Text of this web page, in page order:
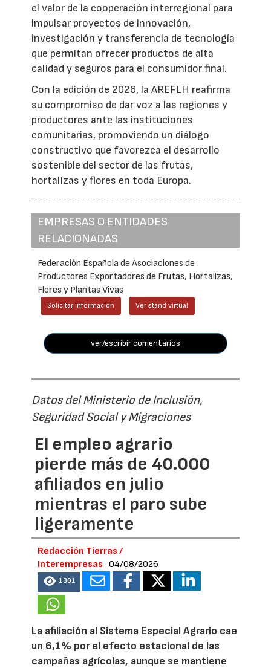
el valor de la cooperación interregional para
impulsar proyectos de innovación,
investigación y transferencia de tecnología
que permitan ofrecer productos de alta
calidad y seguros para el consumidor final.
Con la edición de 2026, la AREFLH reafirma
su compromiso de dar voz a las regiones y
productores ante las instituciones
comunitarias, promoviendo un diálogo
constructivo que favorezca el desarrollo
sostenible del sector de las frutas,
hortalizas y flores en toda Europa.
EMPRESAS O ENTIDADES
RELACIONADAS
Federación Española de Asociaciones de
Productores Exportadores de Frutas, Hortalizas,
Flores y Plantas Vivas
Solicitar información Ver stand virtual
ver/escribir comentarios
Datos del Ministerio de Inclusión,
Seguridad Social y Migraciones
El empleo agrario
pierde más de 40.000
afiliados en julio
mientras el paro sube
ligeramente
Redacción Tierras /
Interempresas
04/08/2026
1301
La afiliación al Sistema Especial Agrario cae
un 6,1% por el efecto estacional de las
campañas agrícolas, aunque se mantiene